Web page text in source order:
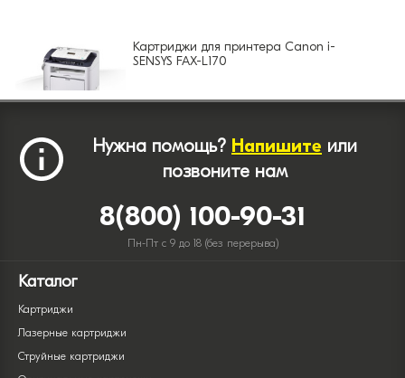
Картриджи для принтера Canon i-
SENSYS FAX-L170
Нужна помощь? Напишите или
позвоните нам
8(800) 100-90-31
Пн-Пт с 9 до 18 (без перерыва)
Каталог
Картриджи
Лазерные картриджи
Струйные картриджи